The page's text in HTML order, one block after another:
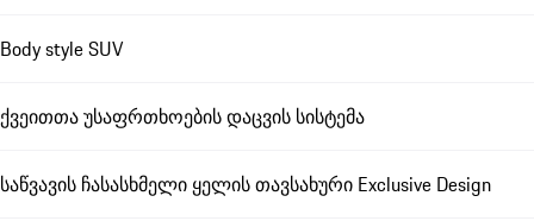
Body style SUV
ქვეითთა უსაფრთხოების დაცვის სისტემა
საწვავის ჩასასხმელი ყელის თავსახური Exclusive Design